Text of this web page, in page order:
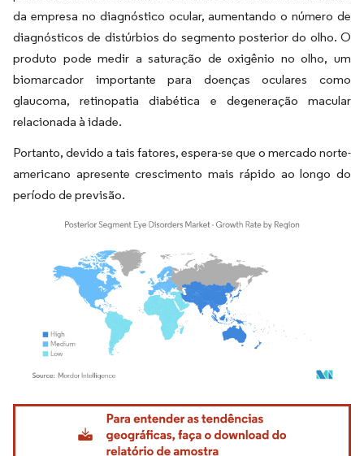
da empresa no diagnóstico ocular, aumentando o número de
diagnósticos de distúrbios do segmento posterior do olho. O
produto pode medir a saturação de oxigênio no olho, um
biomarcador importante para doenças oculares como
glaucoma, retinopatia diabética e degeneração macular
relacionada à idade.
Portanto, devido a tais fatores, espera-se que o mercado norte-
americano apresente crescimento mais rápido ao longo do
período de previsão.
Imagem © Mordor Intelligence. O reuso requer atribuição conforme CC BY 4.0.